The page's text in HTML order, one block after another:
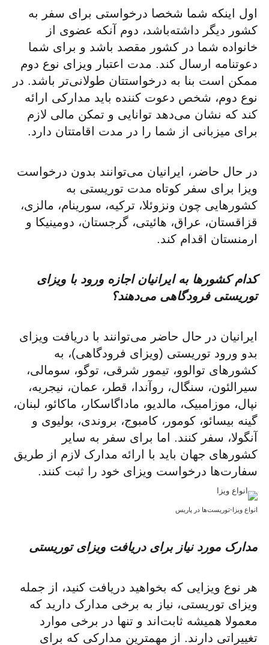
اول اینکه شما شخصا درخواستی برای سفر به
کشور دیگر داشته‌باشد، دوم آنکه عضوی از
خانواده شما در کشور مقصد باشد و برای شما
دعوتنامه ارسال کند. مدت اعتبار ویزای نوع دوم
ممکن است بنا به درخواستتان طولانی‌تر باشد. در
نوع دوم، شخص دعوت کننده باید مدارکی ارائه
کند که نشان می‌دهد توانایی و تمکن مالی لازم
برای میزبانی از شما را در مدت اقامتتان دارد.
در حال حاضر، ایرانیان می‌توانند بدون درخواست
ویزا برای سفر کوتاه مدت توریستی به
کشورهایی چون ونزوئلا، ترکیه، سورینام، مالزی،
قزاقستان، عراق، هائیتی، گرجستان، دومینیکا و
ارمنستان اقدام کند.
کدام کشورها به ایرانیان اجازه ورود با ویزای
توریستی فرودگاهی می‌دهند؟
ایرانیان در حال حاضر می‌توانند با دریافت ویزای
بدو ورود توریستی (ویزای فرودگاهی)، به
کشورهای توالوو، تیمور شرقی، توگو، سومالی،
سیرالئون، سنگال، روآندا، قطر، عمان، نیجریه،
نپال، موزامبیک، مالدیو، ماداگاسکار، ماکائو، لبنان،
گینه بیسائو، کومور، کامبوج، بروندی، بولیوی و
آنگولا، سفر کنند. اما برای سفر به سایر
کشورهای جهان باید با ارائه مدارک لازم از طریق
سفارت‌ها درخواست ویزای خود را ثبت کنند.
انواع ویزا-توریست‌ها در پاریس
مدارک مورد نیاز برای دریافت ویزای توریستی
هر نوع ویزایی که بخواهید دریافت کنید، از جمله
ویزای توریستی، نیاز به برخی مدارک دارید که
معمولا همیشه ثابت‌اند و تنها در برخی موارد
تغییراتی دارند. از مهمترین مدارکی که برای